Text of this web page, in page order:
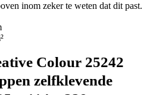
inom zeker te weten dat dit past.
Colour 25242
zelfklevende